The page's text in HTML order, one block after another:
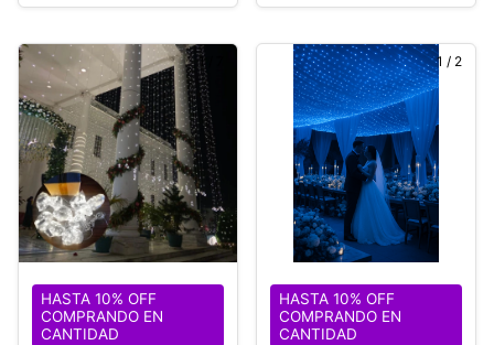
1
HASTA 10% OFF
COMPRANDO EN
CANTIDAD
1 / 2
HASTA 10% OFF
COMPRANDO EN
CANTIDAD